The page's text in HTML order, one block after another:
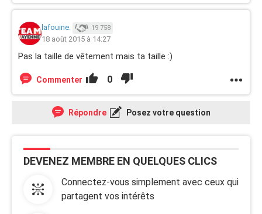
lafouine. 19 758
18 août 2015 à 14:27
Pas la taille de vêtement mais ta taille :)
Commenter 0
Répondre Posez votre question
DEVENEZ MEMBRE EN QUELQUES CLICS
Connectez-vous simplement avec ceux qui
partagent vos intérêts